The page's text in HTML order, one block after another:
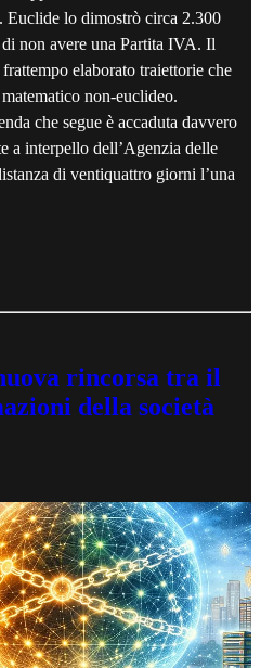
Euclide lo dimostrò circa 2.300
non avere una Partita IVA. Il
elaborato traiettorie che
non-euclideo.
che segue è accaduta davvero
a interpello dell’Agenzia delle
di ventiquattro giorni l’una
rincorsa tra il
della società